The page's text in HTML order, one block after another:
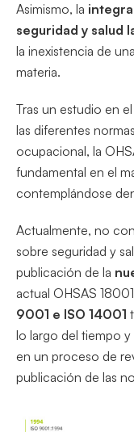
Asimismo, la
seguridad y salud
la inexistencia de
materia.
Tras un estudio en
las diferentes
ocupacional, la
fundamental en el
contemplándose
Actualmente, no
sobre seguridad y
publicación de la
actual OHSAS
9001 e ISO 14001
lo largo del tiempo
en un proceso de
publicación de las